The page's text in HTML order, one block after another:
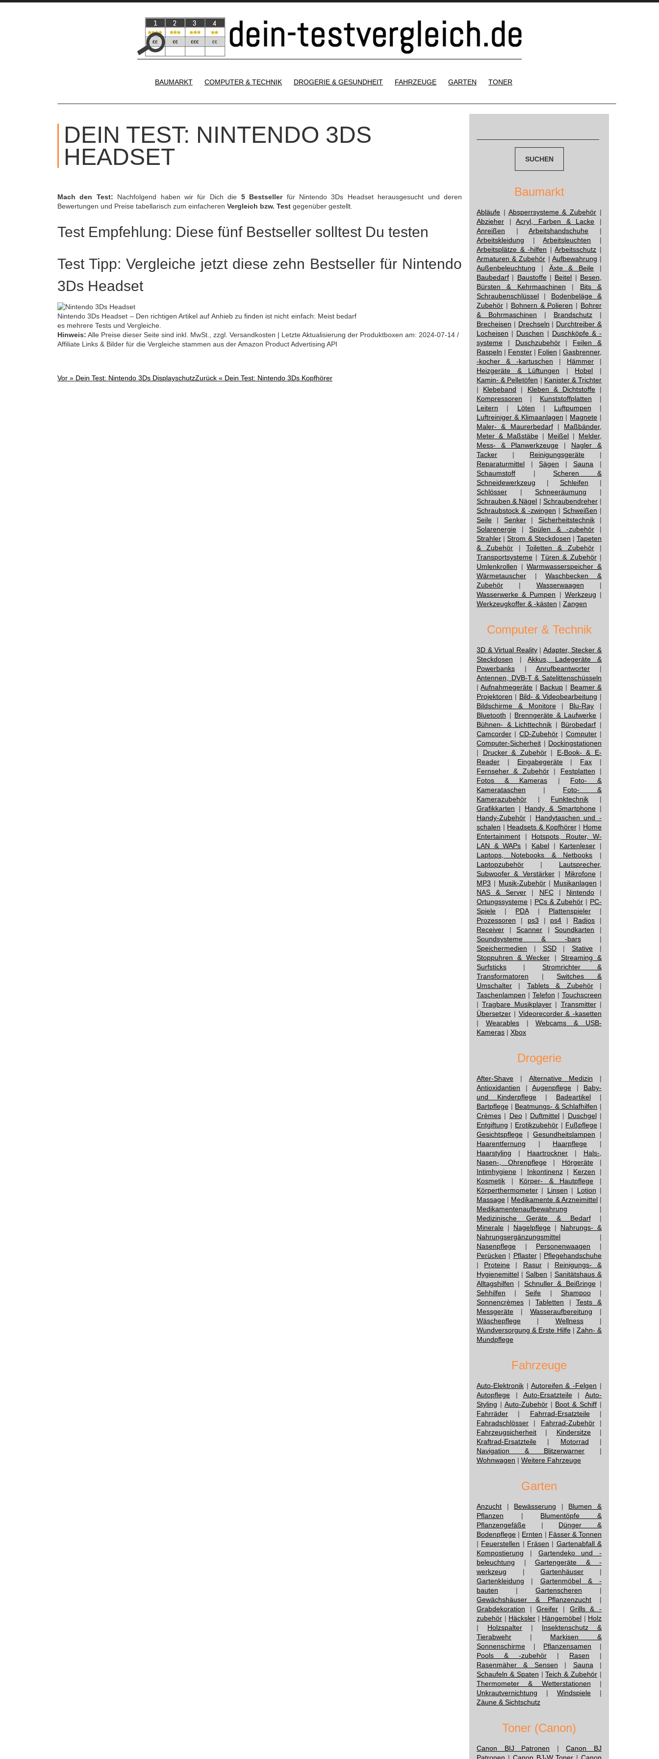
BAUMARKT
COMPUTER & TECHNIK DROGERIE & GESUNDHEIT FAHRZEUGE GARTEN TONER
DEIN TEST: NINTENDO 3DS
HEADSET
Mach den Test: Nachfolgend haben wir für Dich die 5 Bestsellerfür Nintendo 3Ds Headset herausgesucht und deren
Bewertungen und Preise tabellarisch zum einfacheren Vergleich bzw. Test gegenüber gestellt.
Test Empfehlung: Diese fünf Bestseller solltest Du testen
Test Tipp: Vergleiche jetzt diese zehn Bestseller für Nintendo
3Ds Headset
Nintendo 3Ds Headset – Den richtigen Artikel auf Anhieb zu finden ist nicht einfach: Meist bedarf
es mehrere Tests und Vergleiche.
Hinweis: Alle Preise dieser Seite sind inkl. MwSt., zzgl. Versandkosten | Letzte Aktualisierung der Produktboxen am: 2024-07-14 /
Affiliate Links & Bilder für die Vergleiche stammen aus der Amazon Product Advertising API
Post
Vor » Dein Test: Nintendo 3Ds DisplayschutzZurück « Dein Test: Nintendo 3Ds Kopfhörer
Baumarkt
Abläufe | Absperrsysteme & Zubehör |
Abzieher |Acryl, Farben & Lacke |
Anreißen |Arbeitshandschuhe |
Arbeitskleidung |Arbeitsleuchten |
Arbeitsplätze & -hilfen |Arbeitsschutz |
Armaturen & Zubehör | Aufbewahrung |
Außenbeleuchtung | Äxte & Beile |
Baubedarf | Baustoffe| Beitel | Besen,
Bürsten & Kehrmaschinen | Bits &
Schraubenschlüssel | Bodenbeläge &
Zubehör | Bohnern & Polieren | Bohrer
& Bohrmaschinen | Brandschutz |
Brecheisen | Drechseln | Durchtreiber &
Locheisen | Duschen | Duschköpfe & -
systeme | Duschzubehör| Feilen &
Raspeln | Fenster | Folien | Gasbrenner,
-kocher & -kartuschen | Hämmer |
Heizgeräte & Lüftungen | Hobel |
Kamin- & Pelletöfen | Kanister & Trichter
| Klebeband | Kleben & Dichtstoffe|
Kompressoren | Kunststoffplatten |
Leitern | Löten | Luftpumpen |
Luftreiniger & Klimaanlagen | Magnete |
Maler- & Maurerbedarf| Maßbänder,
Meter & Maßstäbe| Meißel | Melder,
Mess- & Planwerkzeuge | Nagler &
Tacker | Reinigungsgeräte |
Reparaturmittel |Sägen |Sauna |
Schaumstoff |Scheren &
Schneidewerkzeug | Schleifen |
Schlösser |Schneeräumung |
Schrauben & Nägel | Schraubendreher|
Schraubstock & -zwingen | Schweißen |
Seile | Senker| Sicherheitstechnik|
Solarenergie |Spülen & -zubehör|
Strahler |Strom & Steckdosen |Tapeten
& Zubehör |Toiletten & Zubehör|
Transportsysteme | Türen & Zubehör|
Umlenkrollen |Warmwasserspeicher &
Wärmetauscher |Waschbecken &
Zubehör | Wasserwaagen |
Wasserwerke & Pumpen | Werkzeug |
Werkzeugkoffer & -kästen | Zangen
Computer & Technik
3D & Virtual Reality| Adapter, Stecker &
Steckdosen | Akkus, Ladegeräte &
Powerbanks | Anrufbeantworter |
Antennen, DVB-T & Satelittenschüsseln
|Aufnahmegeräte | Backup | Beamer &
Projektoren | Bild- & Videobearbeitung |
Bildschirme & Monitore| Blu-Ray |
Bluetooth | Brenngeräte & Laufwerke |
Bühnen- & Lichttechnik | Bürobedarf |
Camcorder | CD-Zubehör | Computer |
Computer-Sicherheit | Dockingstationen
| Drucker & Zubehör| E-Book- & E-
Reader | Eingabegeräte| Fax |
Fernseher & Zubehör| Festplatten |
Fotos & Kameras | Foto- &
Kamerataschen | Foto- &
Kamerazubehör | Funktechnik |
Grafikkarten | Handy & Smartphone|
Handy-Zubehör | Handytaschen und -
schalen | Headsets & Kopfhörer| Home
Entertainment | Hotspots, Router, W-
LAN & WAPs | Kabel| Kartenleser |
Laptops, Notebooks & Netbooks |
Laptopzubehör | Lautsprecher,
Subwoofer & Verstärker| Mikrofone|
MP3 | Musik-Zubehör | Musikanlagen |
NAS & Server | NFC| Nintendo|
Ortungssysteme | PCs & Zubehör | PC-
Spiele | PDA| Plattenspieler|
Prozessoren | ps3 | ps4 | Radios |
Receiver |Scanner |Soundkarten |
Soundsysteme & -bars|
Speichermedien | SSD|Stative |
Stoppuhren & Wecker | Streaming &
Surfsticks | Stromrichter &
Transformatoren |Switches &
Umschalter | Tablets & Zubehör|
Taschenlampen | Telefon | Touchscreen
|Tragbare Musikplayer| Transmitter|
Übersetzer | Videorecorder & -kasetten
| Wearables|Webcams & USB-
Kameras | Xbox
Drogerie
After-Shave | Alternative Medizin |
Antioxidantien | Augenpflege | Baby-
und Kinderpflege | Badeartikel |
Bartpflege | Beatmungs- & Schlafhilfen |
Crèmes | Deo| Duftmittel | Duschgel|
Entgiftung | Erotikzubehör | Fußpflege|
Gesichtspflege |Gesundheitslampen |
Haarentfernung | Haarpflege |
Haarstyling | Haartrockner | Hals-,
Nasen-, Ohrenpflege| Hörgeräte|
Intimhygiene | Inkontinenz| Kerzen |
Kosmetik | Körper- & Hautpflege |
Körperthermometer | Linsen | Lotion |
Massage | Medikamente & Arzneimittel|
Medikamentenaufbewahrung |
Medizinische Geräte & Bedarf|
Minerale | Nagelpflege | Nahrungs- &
Nahrungsergänzungsmittel |
Nasenpflege | Personenwaagen |
Perücken | Pflaster| Pflegehandschuhe
| Proteine | Rasur| Reinigungs- &
Hygienemittel |Salben | Sanitätshaus &
Alltagshilfen | Schnuller & Beißringe|
Sehhilfen |Seife | Shampoo|
Sonnencrèmes |Tabletten | Tests &
Messgeräte | Wasseraufbereitung |
Wäschepflege | Wellness|
Wundversorgung & Erste Hilfe| Zahn- &
Mundpflege
Fahrzeuge
Auto-Elektronik | Autoreifen & -Felgen |
Autopflege | Auto-Ersatzteile| Auto-
Styling | Auto-Zubehör| Boot & Schiff |
Fahrräder | Fahrrad-Ersatzteile|
Fahradschlösser | Fahrrad-Zubehör|
Fahrzeugsicherheit | Kindersitze|
Kraftrad-Ersatzteile | Motorrad |
Navigation & Blitzerwarner |
Wohnwagen | Weitere Fahrzeuge
Garten
Anzucht | Bewässerung | Blumen &
Pflanzen | Blumentöpfe &
Pflanzengefäße | Dünger &
Bodenpflege | Ernten | Fässer & Tonnen
| Feuerstellen | Fräsen | Gartenabfall &
Kompostierung | Gartendeko und -
beleuchtung | Gartengeräte & -
werkzeug |Gartenhäuser |
Gartenkleidung | Gartenmöbel & -
bauten | Gartenscheren |
Gewächshäuser & Pflanzenzucht |
Grabdekoration |Greifer | Grills & -
zubehör | Häcksler | Hängemöbel | Holz
| Holzspalter | Insektenschutz &
Tierabwehr | Markisen &
Sonnenschirme | Pflanzensamen |
Pools & -zubehör | Rasen |
Rasenmäher & Sensen | Sauna |
Schaufeln & Spaten |Teich & Zubehör |
Thermometer & Wetterstationen |
Unkrautvernichtung | Windspiele |
Zäune & Sichtschutz
Toner (Canon)
Canon BIJ Patronen |Canon BJ